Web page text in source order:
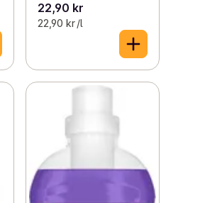
22,90 kr
22,90 kr /l